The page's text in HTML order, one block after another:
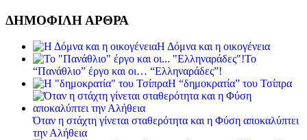
ΔΗΜΟΦΙΛΗ ΑΡΘΡΑ
Η Δόμνα και η οικογένεια
Το
“Πανάθλιο” έργο και οι… “Ελληναράδες”!
Η “δημοκρατία” του Τσίπρα
Όταν η στάχτη γίνεται σταθερότητα και η Φύση αποκαλύπτει
την Αλήθεια